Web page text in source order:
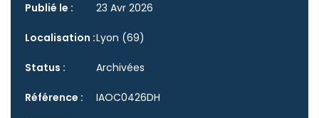
Publié le : 23 Avr 2026
Localisation :Lyon (69)
Status : Archivées
Référence : IAOC0426DH